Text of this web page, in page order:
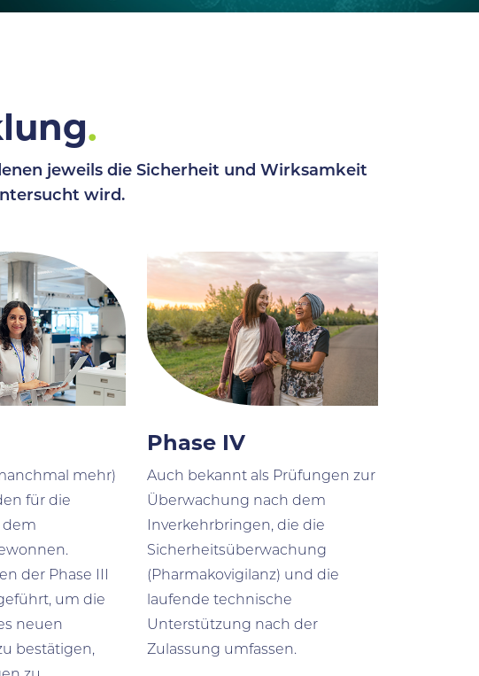
.
jeweils die Sicherheit und Wirksamkeit
wird.
mehr)
für die
dem
der Phase III
um die
neuen
bestätigen,
Phase IV
Auch bekannt als Prüfungen zur
Überwachung nach dem
Inverkehrbringen, die die
Sicherheitsüberwachung
(Pharmakovigilanz) und die
laufende technische
Unterstützung nach der
Zulassung umfassen.